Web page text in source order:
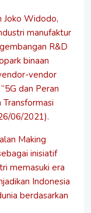
Joko Widodo,
manufaktur
R&D
binaan
vendor
dan Peran
06/2021).
Making
inisiatif
memasuki era
Indonesia
berdasarkan